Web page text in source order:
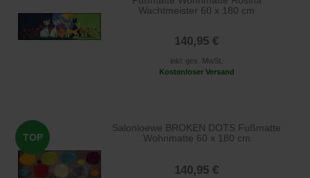
Wachtmeister 60 x 180 cm
140,95 €
inkl. ges. MwSt.
Kostenloser Versand
TOP
Salonloewe BROKEN DOTS Fußmatte
Wohnmatte 60 x 180 cm
140,95 €